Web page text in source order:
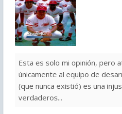
Esta es solo mi opinión, pero
únicamente al equipo de
(que nunca existió) es una
verdaderos...